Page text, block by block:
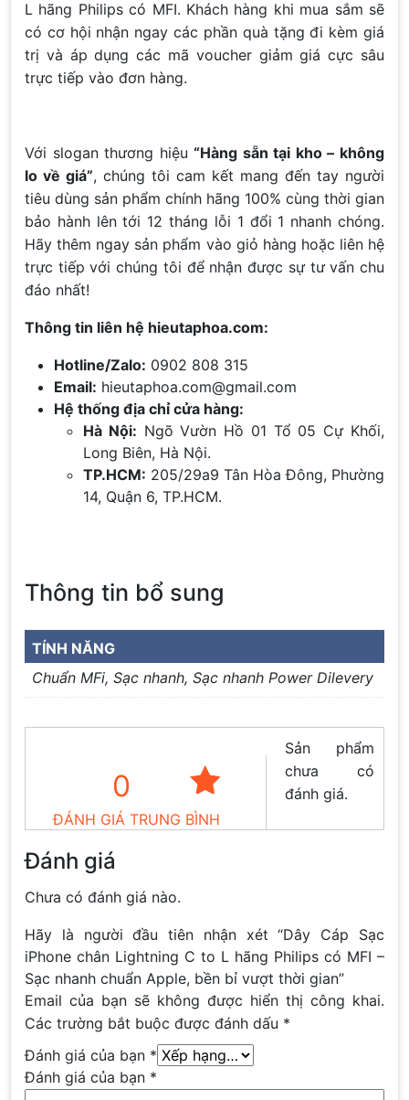
L hãng Philips có MFI. Khách hàng khi mua sắm sẽ
có cơ hội nhận ngay các phần quà tặng đi kèm giá
trị và áp dụng các mã voucher giảm giá cực sâu
trực tiếp vào đơn hàng.
Với slogan thương hiệu“Hàng sẵn tại kho – không
lo về giá”, chúng tôi cam kết mang đến tay người
tiêu dùng sản phẩm chính hãng 100% cùng thời gian
bảo hành lên tới 12 tháng lỗi 1 đổi 1 nhanh chóng.
Hãy thêm ngay sản phẩm vào giỏ hàng hoặc liên hệ
trực tiếp với chúng tôi để nhận được sự tư vấn chu
đáo nhất!
Thông tin liên hệ hieutaphoa.com:
Hotline/Zalo: 0902 808 315
Email: hieutaphoa.com@gmail.com
Hệ thống địa chỉ cửa hàng:
Hà Nội: Ngõ Vườn Hồ 01 Tổ 05 Cự Khối,
Long Biên, Hà Nội.
TP.HCM: 205/29a9 Tân Hòa Đông, Phường
14, Quận 6, TP.HCM.
Thông tin bổ sung
TÍNH NĂNG
Chuẩn MFi, Sạc nhanh, Sạc nhanh Power Dilevery
0
ĐÁNH GIÁ TRUNG BÌNH
Sản phẩm
chưa có
đánh giá.
Đánh giá
Chưa có đánh giá nào.
Hãy là người đầu tiên nhận xét “Dây Cáp Sạc
iPhone chân Lightning C to L hãng Philips có MFI –
Sạc nhanh chuẩn Apple, bền bỉ vượt thời gian”
Email của bạn sẽ không được hiển thị công khai.
Các trường bắt buộc được đánh dấu *
Đánh giá của bạn *
Đánh giá của bạn *